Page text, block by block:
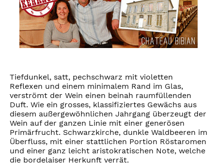
Tiefdunkel, satt, pechschwarz mit violetten
Reflexen und einem minimalem Rand im Glas,
verströmt der Wein einen beinah raumfüllenden
Duft. Wie ein grosses, klassifiziertes Gewächs aus
diesem außergewöhnlichen Jahrgang überzeugt der
Wein auf der ganzen Linie mit einer generösen
Primärfrucht. Schwarzkirche, dunkle Waldbeeren im
Überfluss, mit einer stattlichen Portion Röstaromen
und einer ganz leicht aristokratischen Note, welche
die bordelaiser Herkunft verrät.